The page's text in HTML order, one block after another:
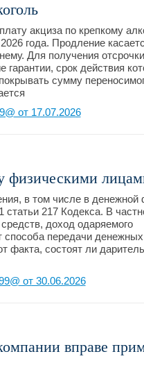
акциза по крепкому
года. Продление
Для получения отсрочки
гарантии, срок действия
сумму
от 17.07.2026
физическими
в том числе в денежной
217 Кодекса. В
доход одаряемого
передачи денежных
факта, состоят ли
от 30.06.2026
вправе